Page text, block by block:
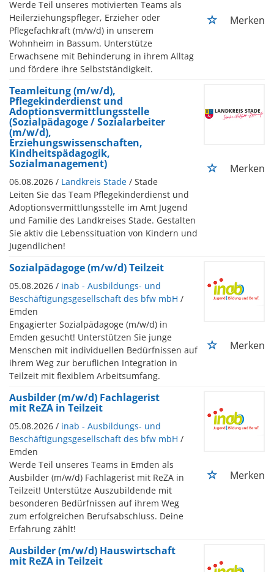
Werde Teil unseres motivierten Teams als
Heilerziehungspfleger, Erzieher oder
Pflegefachkraft (m/w/d) in unserem
Wohnheim in Bassum. Unterstütze
Erwachsene mit Behinderung in ihrem Alltag
und fördere ihre Selbstständigkeit.
Merken
Teamleitung (m/w/d),
Pflegekinderdienst und
Adoptionsvermittlungsstelle
(Sozialpädagoge / Sozialarbeiter
(m/w/d),
Erziehungswissenschaften,
Kindheitspädagogik,
Sozialmanagement)
06.08.2026 / Landkreis Stade / Stade
Leiten Sie das Team Pflegekinderdienst und
Adoptionsvermittlungsstelle im Amt Jugend
und Familie des Landkreises Stade. Gestalten
Sie aktiv die Lebenssituation von Kindern und
Jugendlichen!
Merken
Sozialpädagoge (m/w/d) Teilzeit
05.08.2026 / inab - Ausbildungs- und
Beschäftigungsgesellschaft des bfw mbH /
Emden
Engagierter Sozialpädagoge (m/w/d) in
Emden gesucht! Unterstützen Sie junge
Menschen mit individuellen Bedürfnissen auf
ihrem Weg zur beruflichen Integration in
Teilzeit mit flexiblem Arbeitsumfang.
Merken
Ausbilder (m/w/d) Fachlagerist
mit ReZA in Teilzeit
05.08.2026 / inab - Ausbildungs- und
Beschäftigungsgesellschaft des bfw mbH /
Emden
Werde Teil unseres Teams in Emden als
Ausbilder (m/w/d) Fachlagerist mit ReZA in
Teilzeit! Unterstütze Auszubildende mit
besonderen Bedürfnissen auf ihrem Weg
zum erfolgreichen Berufsabschluss. Deine
Erfahrung zählt!
Merken
Ausbilder (m/w/d) Hauswirtschaft
mit ReZA in Teilzeit